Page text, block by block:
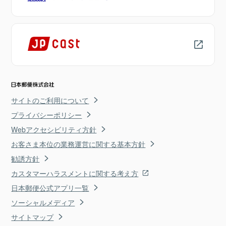
サイトのご利用について
プライバシーポリシー
Webアクセシビリティ方針
お客さま本位の業務運営に関する基本方針
勧誘方針
カスタマーハラスメントに関する考え方
日本郵便公式アプリ一覧
ソーシャルメディア
サイトマップ